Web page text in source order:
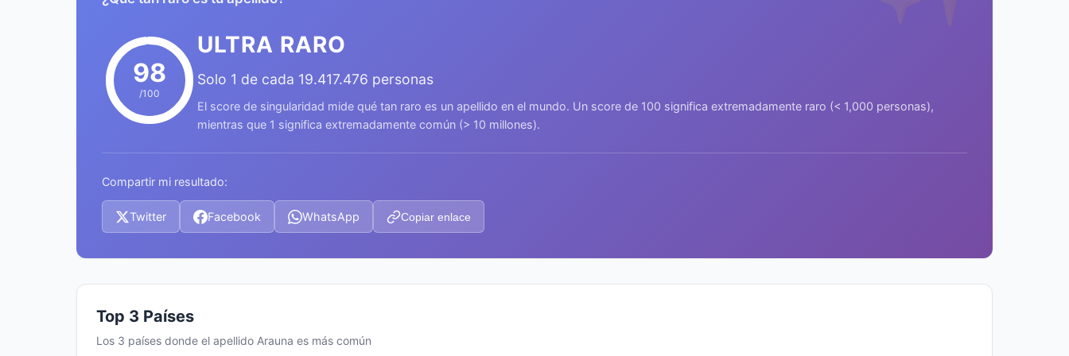
98
/100
ULTRA RARO
Solo 1 de cada 19.417.476 personas
El score de singularidad mide qué tan raro es un apellido en el mundo. Un score de 100 significa extremadamente raro (< 1,000 personas),
mientras que 1 significa extremadamente común (> 10 millones).
Compartir mi resultado:
Twitter Facebook WhatsApp Copiar enlace
Top 3 Países
Los 3 países donde el apellido Arauna es más común